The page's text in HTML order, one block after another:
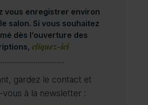
vous enregistrer environ
salon. Si vous souhaitez
dès l’ouverture des
cliquez-ici
gardez le contact et
vous à la newsletter :